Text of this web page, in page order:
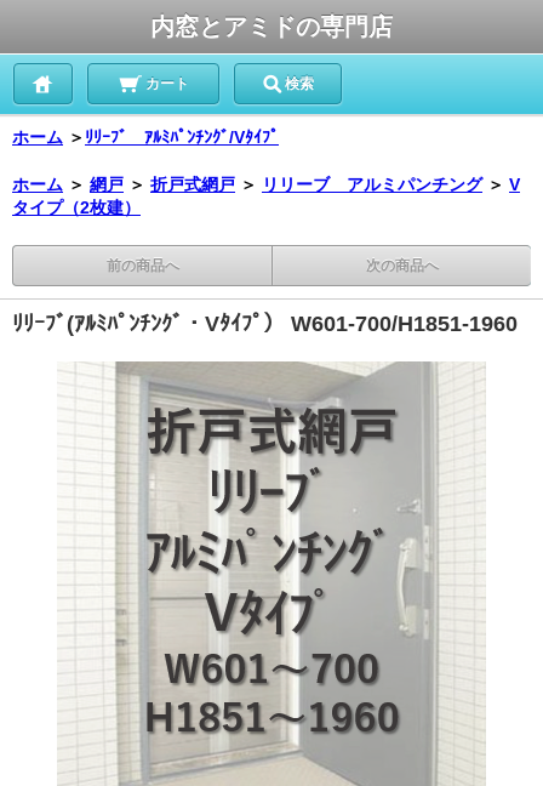
内窓とアミドの専門店
カート 検索
ホーム ＞ ﾘﾘｰﾌﾞ ｱﾙﾐﾊﾟﾝﾁﾝｸﾞ/Vﾀｲﾌﾟ
ホーム ＞ 網戸 ＞ 折戸式網戸 ＞ リリーブ アルミパンチング ＞ V
タイプ（2枚建）
前の商品へ 次の商品へ
ﾘﾘｰﾌﾞ(ｱﾙﾐﾊﾟﾝﾁﾝｸﾞ・Vﾀｲﾌﾟ） W601-700/H1851-1960